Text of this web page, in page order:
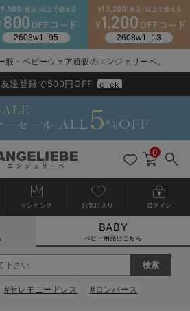
・新生児） ベビーチェア（ハイローチェア）・ベビーラック
りグッズ
戻る
送料無料アイテム全て
ワンピース
戻る
ブラキャミ おまとめ
戻る
【37周年祭セール】
【37周年祭セール】
戻る
気温差別オススメア
【15℃】3月下旬～
戻る
動きやすく着回しで
戻る
強撚スムース(コスパ
戻る
マタニティウェア
【おまとめ割】パジ
戻る
こだわりの履き心地
カジュアル
戻る
ジャケット派
戻る
出産準備応援割全て
マタニティパジャマ
戻る
【オフィスカジュア
戻る
レギンスタイプ
戻る
【フォーマル】ワン
戻る
【ベビー】長袖
戻る
ハンカチ
戻る
快適ウェア10%OFF
戻る
春のマタニティワン
セットアップ・ レイ
戻る
Gift Selection 出産
〜3,000円（税込）
戻る
冬の冷え対策インナ
薄くてあったか
戻る
入院準備の持ち物チ
入院してすぐ使うグ
戻る
冬のあったか特集全て
【冬のあったか特集
服・ベビーウェア通販のエンジェリーベ。
2026/NewArrival
を除く) 7,700円以上で送料無料
達登録で500円OFF click
0
ランキング お気に入り ログイン
BABY
ベビー用品はこちら
#セレモニードレス #ロンパース
閉じる